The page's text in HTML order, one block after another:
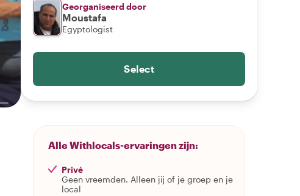
Georganiseerd door
Moustafa
Egyptologist
Select
Alle Withlocals-ervaringen zijn:
Privé
Geen vreemden. Alleen jij of je groep en je
local